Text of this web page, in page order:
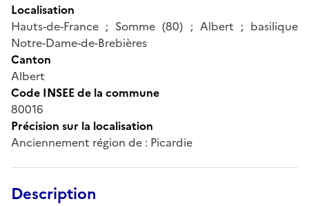
Localisation
Hauts-de-France ; Somme (80) ; Albert ; basilique
Notre-Dame-de-Brebières
Canton
Albert
Code INSEE de la commune
80016
Précision sur la localisation
Anciennement région de : Picardie
Description